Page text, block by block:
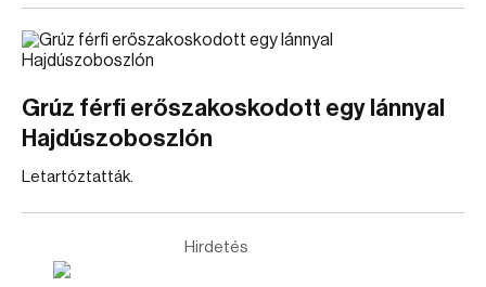
Grúz férfi erőszakoskodott egy lánnyal
Hajdúszoboszlón
Letartóztatták.
Hirdetés